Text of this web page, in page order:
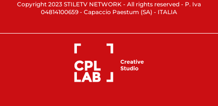
Copyright 2023 STILETV NETWORK - All rights reserved - P. Iva
04814100659 - Capaccio Paestum (SA) - ITALIA